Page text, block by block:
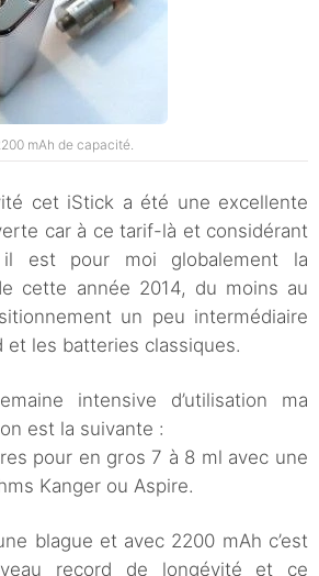
mAh de capacité.
cet iStick a été une excellente
car à ce tarif-là et considérant
il est pour moi globalement la
cette année 2014, du moins au
un peu intermédiaire
et les batteries classiques.
intensive d’utilisation ma
est la suivante :
pour en gros 7 à 8 ml avec une
Kanger ou Aspire.
blague et avec 2200 mAh c’est
record de longévité et ce